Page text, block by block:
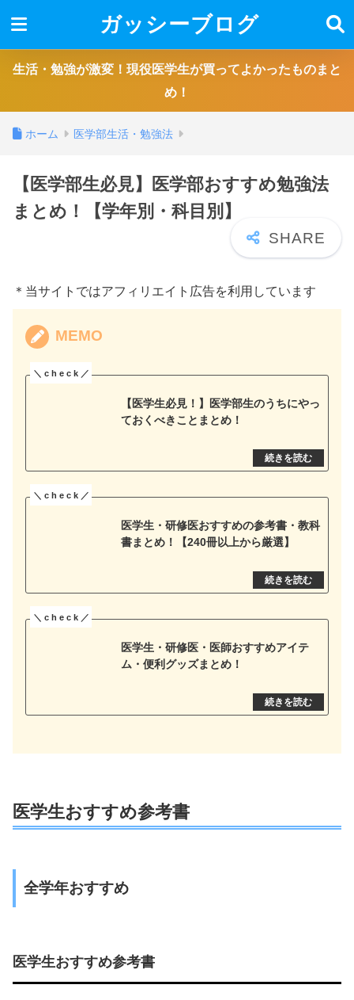
ガッシーブログ
生活・勉強が激変！現役医学生が買ってよかったものまと
め！
ホーム 医学部生活・勉強法
【医学部生必見】医学部おすすめ勉強法
まとめ！【学年別・科目別】
＊当サイトではアフィリエイト広告を利用しています
MEMO
【医学生必見！】医学部生のうちにやっ
ておくべきことまとめ！
医学生・研修医おすすめの参考書・教科
書まとめ！【240冊以上から厳選】
医学生・研修医・医師おすすめアイテ
ム・便利グッズまとめ！
医学生おすすめ参考書
全学年おすすめ
医学生おすすめ参考書